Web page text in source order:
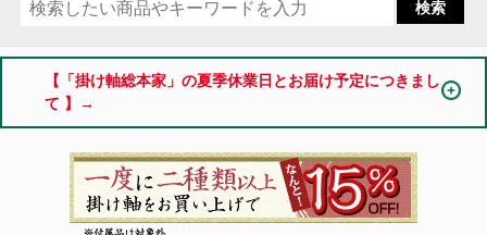
【「掛け軸総本家」の夏季休業日とお届け予定につきまし
て 】→